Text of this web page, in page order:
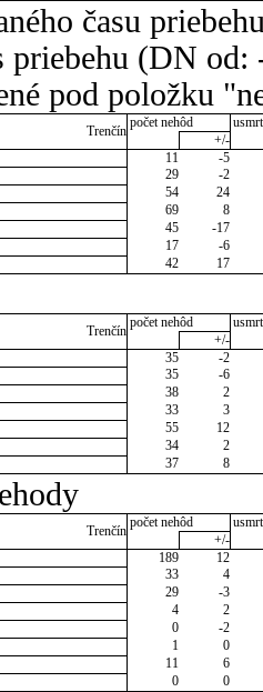
času
priebehu (DN
pod položku
Trenčín
počet nehôd
+/-
11
-5
29
-2
54
24
69
8
45
-17
17
-6
42 17
Trenčín
počet nehôd
+/-
35
-2
35
-6
38
2
33
3
55
12
34
2
37 8
Trenčín
počet nehôd
+/-
189
12
33
4
29
-3
4
2
0
-2
1
0
11
6
0 0